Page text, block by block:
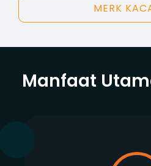
MERK
Manfaat